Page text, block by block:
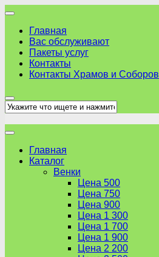
Skip
contentГлавная
Вас обслуживают
Пакеты услуг
Контакты
Контакты Храмов и Соборов
Главная
Каталог
Венки
Цена 500
Цена 750
Цена 900
Цена 1 300
Цена 1 700
Цена 1 900
Цена 2 200